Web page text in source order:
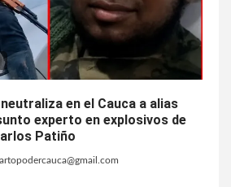
en el Cauca a alias
experto en explosivos de
Patiño